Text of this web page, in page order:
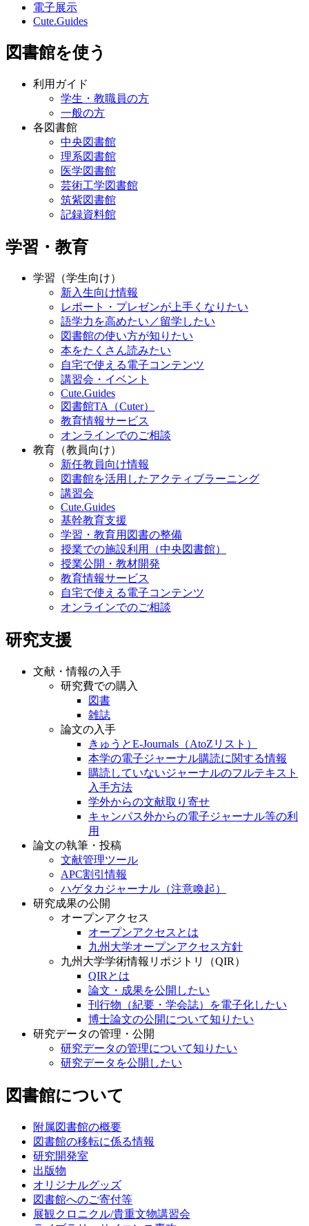
電子展示
Cute.Guides
図書館を使う
利用ガイド
学生・教職員の方
一般の方
各図書館
中央図書館
理系図書館
医学図書館
芸術工学図書館
筑紫図書館
記録資料館
学習・教育
学習（学生向け）
新入生向け情報
レポート・プレゼンが上手くなりたい
語学力を高めたい／留学したい
図書館の使い方が知りたい
本をたくさん読みたい
自宅で使える電子コンテンツ
講習会・イベント
Cute.Guides
図書館TA（Cuter）
教育情報サービス
オンラインでのご相談
教育（教員向け）
新任教員向け情報
図書館を活用したアクティブラーニング
講習会
Cute.Guides
基幹教育支援
学習・教育用図書の整備
授業での施設利用（中央図書館）
授業公開・教材開発
教育情報サービス
自宅で使える電子コンテンツ
オンラインでのご相談
研究支援
文献・情報の入手
研究費での購入
図書
雑誌
論文の入手
きゅうとE-Journals（AtoZリスト）
本学の電子ジャーナル購読に関する情報
購読していないジャーナルのフルテキスト
入手方法
学外からの文献取り寄せ
キャンパス外からの電子ジャーナル等の利
用
論文の執筆・投稿
文献管理ツール
APC割引情報
ハゲタカジャーナル（注意喚起）
研究成果の公開
オープンアクセス
オープンアクセスとは
九州大学オープンアクセス方針
九州大学学術情報リポジトリ（QIR）
QIRとは
論文・成果を公開したい
刊行物（紀要・学会誌）を電子化したい
博士論文の公開について知りたい
研究データの管理・公開
研究データの管理について知りたい
研究データを公開したい
図書館について
附属図書館の概要
図書館の移転に係る情報
研究開発室
出版物
オリジナルグッズ
図書館へのご寄付等
展観クロニクル/貴重文物講習会